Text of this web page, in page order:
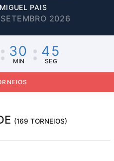
PAIS
2026
30
MIN
45
SEG
(169 TORNEIOS)